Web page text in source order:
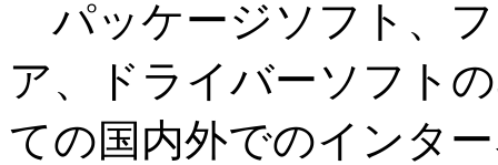
パッケージソフト、
ア、ドライバーソフト
ての国内外でのインタ